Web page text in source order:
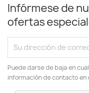
Infórmese de
ofertas
Puede darse de baja en
información de contacto en